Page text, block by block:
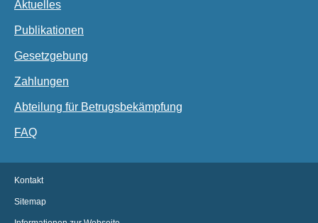
Aktuelles
Publikationen
Gesetzgebung
Zahlungen
Abteilung für Betrugsbekämpfung
FAQ
Kontakt
Sitemap